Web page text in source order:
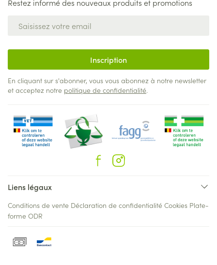
Restez informé des nouveaux produits et promotions
Inscription
En cliquant sur s'abonner, vous vous abonnez à notre newsletter
et acceptez notre politique de confidentialité.
Liens légaux
Conditions de vente Déclaration de confidentialité Cookies Plate-
forme ODR